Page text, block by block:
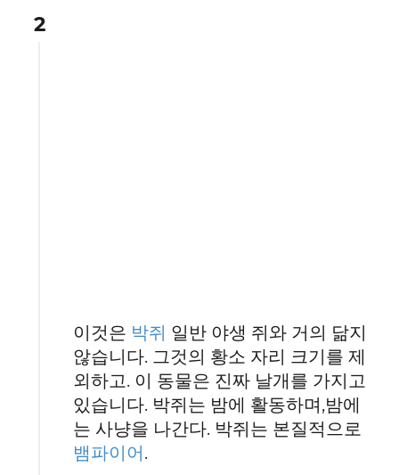
2
이것은 박쥐 일반 야생 쥐와 거의 닮지
않습니다. 그것의 황소 자리 크기를 제
외하고. 이 동물은 진짜 날개를 가지고
있습니다. 박쥐는 밤에 활동하며,밤에
는 사냥을 나간다. 박쥐는 본질적으로
뱀파이어.